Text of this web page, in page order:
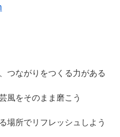
つながりをつくる力がある
風をそのまま磨こう
場所でリフレッシュしよう